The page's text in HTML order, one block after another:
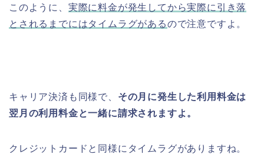
このように、 実際に料金が発生してから実際に引き落
とされるまでにはタイムラグがあるので注意ですよ。
キャリア決済も同様で、 その月に発生した利用料金は
翌月の利用料金と一緒に請求されますよ。
クレジットカードと同様にタイムラグがありますね。